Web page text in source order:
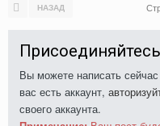
НАЗАД
Вы можете написать
вас есть аккаунт,
своего аккаунта.